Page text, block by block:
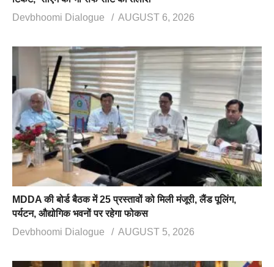
Devbhoomi Dialogue
AUGUST 6, 2026
MDDA की बोर्ड बैठक में 25 प्रस्तावों को मिली मंजूरी, लैंड पूलिंग,
पर्यटन, औद्योगिक भवनों पर रहेगा फोकस
Devbhoomi Dialogue
AUGUST 5, 2026